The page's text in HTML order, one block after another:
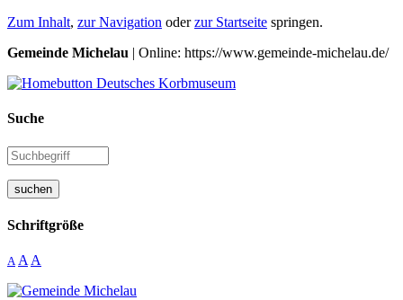
Zum Inhalt, zur Navigation oderzur Startseite springen.
Gemeinde Michelau | Online: https://www.gemeinde-michelau.de/
Suche
suchen
Schriftgröße
A A A